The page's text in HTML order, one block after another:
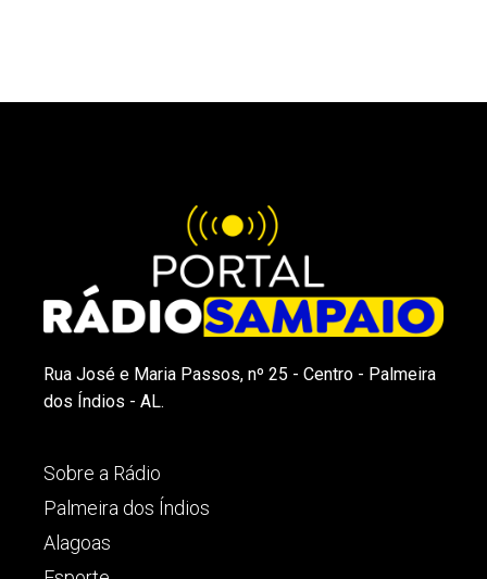
Rua José e Maria Passos, nº 25 - Centro - Palmeira
dos Índios - AL.
Sobre a Rádio
Palmeira dos Índios
Alagoas